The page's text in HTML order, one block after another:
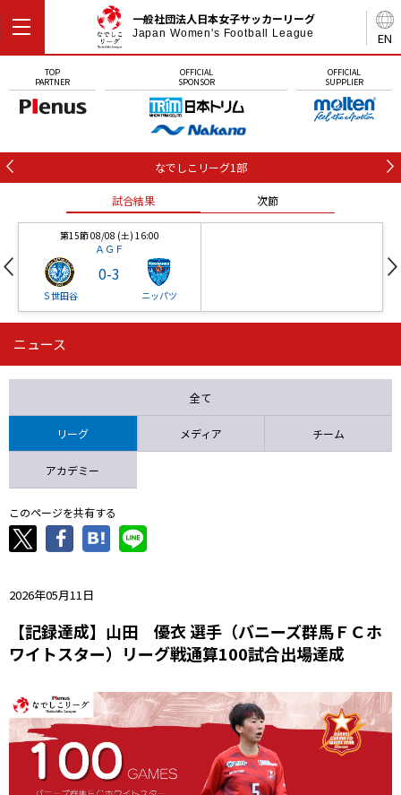
EN
一般社団法人日本女子サッカーリーグ
Japan Women's Football League
TOP
PARTNER
OFFICIAL
SPONSOR
OFFICIAL
SUPPLIER
なでしこリーグ1部
試合結果 次節
第15節 08/08 (土) 16:00
ＡＧＦ
Ｓ世田谷
0-3
ニッパツ
第16節 09/05 (土) 15:00
ニッパツ 石人の星
ニュース
全て
リーグ メディア チーム
アカデミー
このページを共有する
2026年05月11日
【記録達成】山田 優衣 選手（バニーズ群馬ＦＣホ
ワイトスター）リーグ戦通算100試合出場達成